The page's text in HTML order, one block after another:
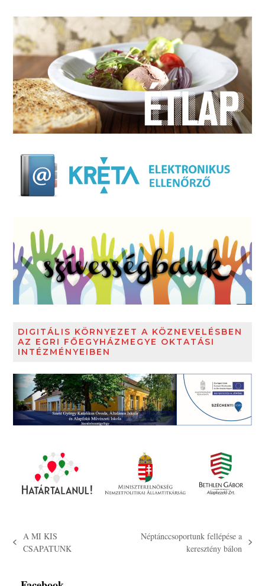
DIGITÁLIS KÖRNYEZET A KÖZNEVELÉSBEN
AZ EGRI FŐEGYHÁZMEGYE OKTATÁSI
INTÉZMÉNYEIBEN
previous
A MI KIS
CSAPATUNK
Néptánccsoportunk fellépése a
keresztény bálon